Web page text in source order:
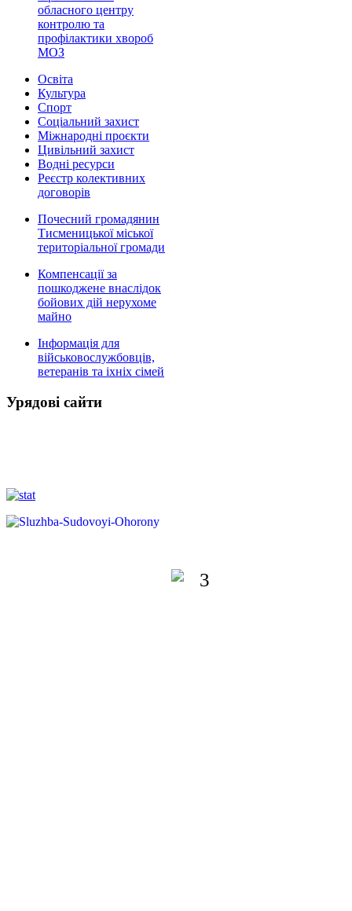
обласного центру
контролю та
профілактики хвороб
МОЗ
Освіта
Культура
Спорт
Соціальний захист
Міжнародні проєкти
Цивільний захист
Водні ресурси
Реєстр колективних
договорів
Почесний громадянин
Тисменицької міської
територіальної громади
Компенсації за
пошкоджене внаслідок
бойових дій нерухоме
майно
Інформація для
військовослужбовців,
ветеранів та іхніх сімей
Урядові сайти